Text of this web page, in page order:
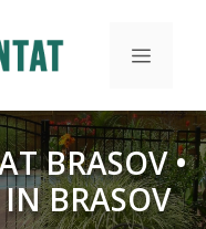
MENIU
BRASOV •
BRASOV